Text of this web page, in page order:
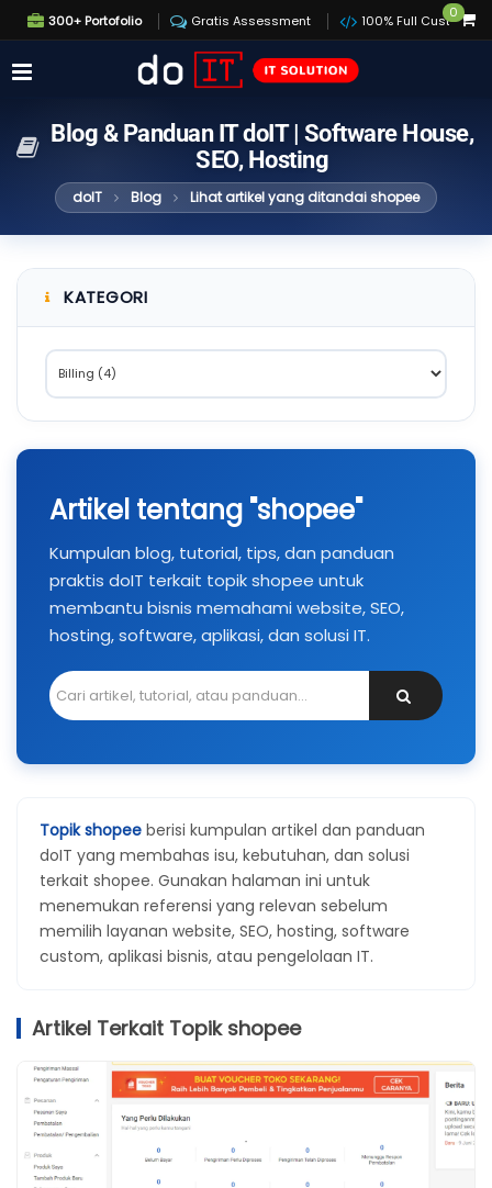
300+ Portofolio Gratis Assessment 100% Full Custom
0
Blog & Panduan IT doIT | Software House,
SEO, Hosting
doIT Blog Lihat artikel yang ditandai shopee
KATEGORI
Artikel tentang "shopee"
Kumpulan blog, tutorial, tips, dan panduan
praktis doIT terkait topik shopee untuk
membantu bisnis memahami website, SEO,
hosting, software, aplikasi, dan solusi IT.
Topik shopee berisi kumpulan artikel dan panduan
doIT yang membahas isu, kebutuhan, dan solusi
terkait shopee. Gunakan halaman ini untuk
menemukan referensi yang relevan sebelum
memilih layanan website, SEO, hosting, software
custom, aplikasi bisnis, atau pengelolaan IT.
Artikel Terkait Topik shopee